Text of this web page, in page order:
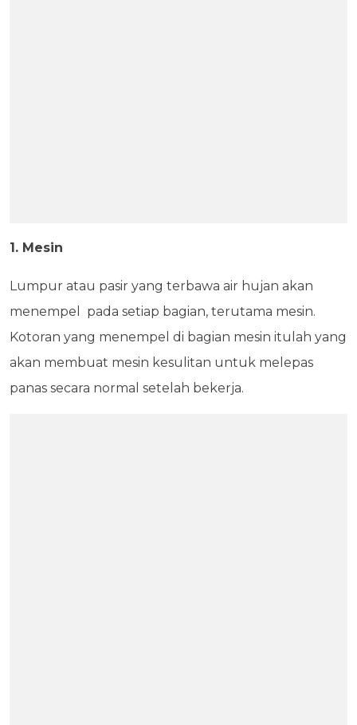
1. Mesin
Lumpur atau pasir yang terbawa air hujan akan
menempel pada setiap bagian, terutama mesin.
Kotoran yang menempel di bagian mesin itulah yang
akan membuat mesin kesulitan untuk melepas
panas secara normal setelah bekerja.